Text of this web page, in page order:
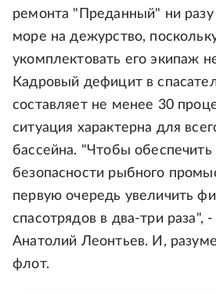
ремонта "Преданный" ни
море на дежурство,
укомплектовать его экипаж
Кадровый дефицит в
составляет не менее 30
ситуация характерна для
бассейна. "Чтобы
безопасности рыбного
первую очередь увеличить
спасотрядов в два-три раза",
Анатолий Леонтьев. И,
флот.